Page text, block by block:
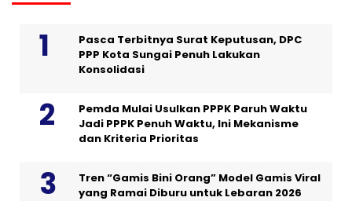
Pasca Terbitnya Surat Keputusan, DPC
PPP Kota Sungai Penuh Lakukan
Konsolidasi
Pemda Mulai Usulkan PPPK Paruh Waktu
Jadi PPPK Penuh Waktu, Ini Mekanisme
dan Kriteria Prioritas
Tren “Gamis Bini Orang” Model Gamis Viral
yang Ramai Diburu untuk Lebaran 2026